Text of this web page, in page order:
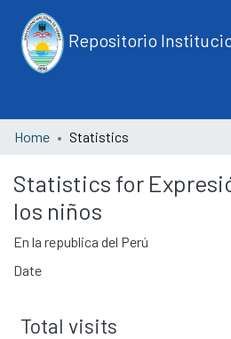
Repositorio
Home Statistics
Statistics for
los niños
En la republica del Perú
Date
Total visits